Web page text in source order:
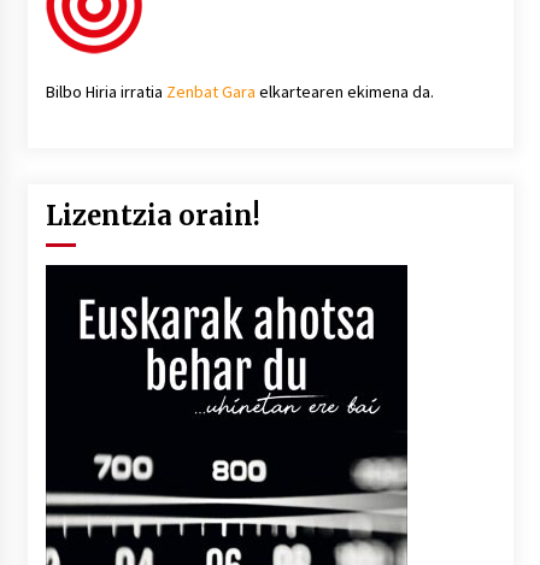
Bilbo Hiria irratia Zenbat Gara elkartearen ekimena da.
Lizentzia orain!